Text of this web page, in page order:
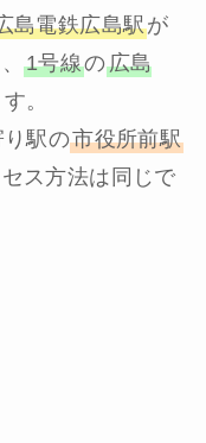
島電鉄広島駅が
1号線の広島
。
駅の市役所前駅
ス方法は同じで